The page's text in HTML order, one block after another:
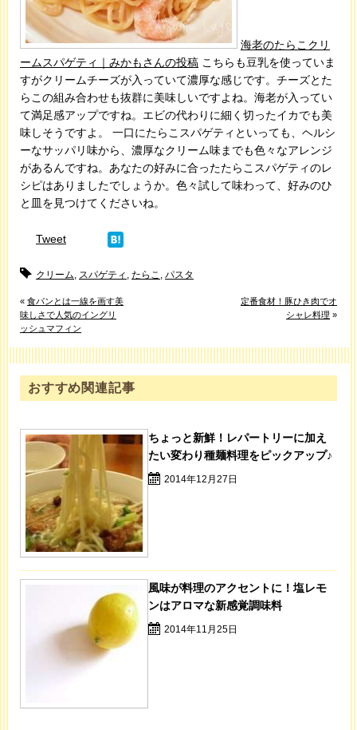
海老のたらこクリ
ームスパゲティ｜みかもさんの投稿 こちらも豆乳を使っていま
すがクリームチーズが入っていて濃厚な感じです。チーズとた
らこの組み合わせも抜群に美味しいですよね。海老が入ってい
て満足感アップですね。エビの代わりに細く切ったイカでも美
味しそうですよ。 一口にたらこスパゲティといっても、ヘルシ
ーなサッパリ味から、濃厚なクリーム味までも色々なアレンジ
があるんですね。あなたの好みに合ったたらこスパゲティのレ
シピはありましたでしょうか。色々試して味わって、好みのひ
と皿を見つけてくださいね。
Tweet
クリーム, スパゲティ , たらこ , パスタ
« 食パンとは一線を画す美
味しさで人気のイングリ
ッシュマフィン
定番食材！豚ひき肉でオ
シャレ料理 »
おすすめ関連記事
ちょっと新鮮！レパートリーに加え
たい変わり種麺料理をピックアップ♪
2014年12月27日
風味が料理のアクセントに！塩レモ
ンはアロマな新感覚調味料
2014年11月25日